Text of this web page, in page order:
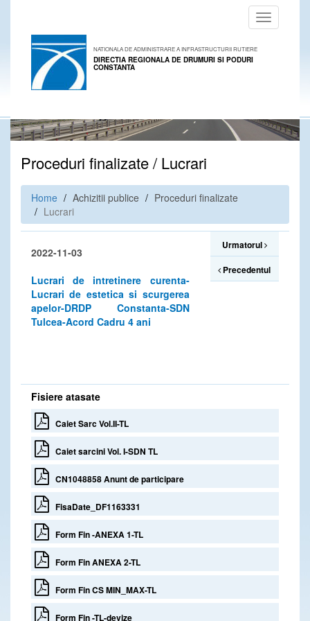
Toggle
navigation
NATIONALA DE ADMINISTRARE A INFRASTRUCTURII RUTIERE
DIRECTIA REGIONALA DE DRUMURI SI PODURI
CONSTANTA
Proceduri finalizate / Lucrari
Home Achizitii publice
Proceduri finalizate
Lucrari
2022-11-03
Lucrari de intretinere curenta-
Lucrari de estetica si scurgerea
apelor-DRDP Constanta-SDN
Tulcea-Acord Cadru 4 ani
Urmatorul
Precedentul
Fisiere atasate
Caiet Sarc Vol.II-TL
Caiet sarcini Vol. I-SDN TL
CN1048858 Anunt de participare
FisaDate_DF1163331
Form Fin -ANEXA 1-TL
Form Fin ANEXA 2-TL
Form Fin CS MIN_MAX-TL
Form Fin -TL-devize